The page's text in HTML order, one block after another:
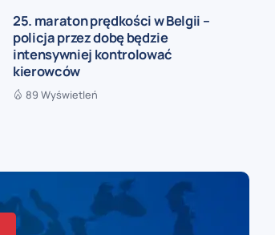
25. maraton prędkości w Belgii –
policja przez dobę będzie
intensywniej kontrolować
kierowców
89 Wyświetleń